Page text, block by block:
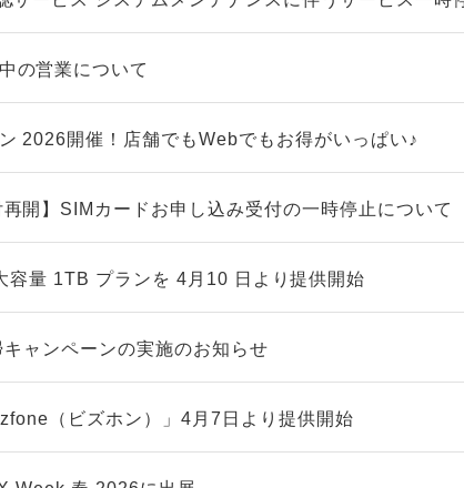
の営業について
2026開催！店舗でもWebでもお得がいっぱい♪
再開】SIMカードお申し込み受付の一時停止について
容量 1TB プランを 4月10 日より提供開始
ャンペーンの実施のお知らせ
（ビズホン）」4月7日より提供開始